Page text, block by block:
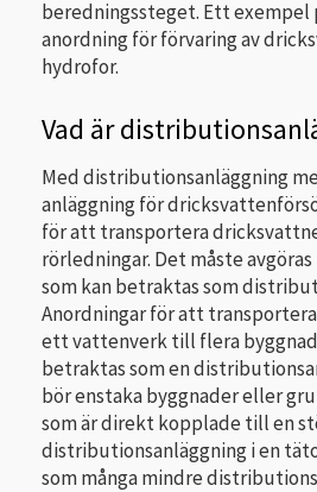
beredningssteget. Ett exempel
anordning för förvaring av
hydrofor.
Vad är
Med distributionsanläggning
anläggning för
för att transportera
rörledningar. Det måste
som kan betraktas som
Anordningar för att
ett vattenverk till flera
betraktas som en
bör enstaka byggnader eller
som är direkt kopplade till en
distributionsanläggning i en
som många mindre